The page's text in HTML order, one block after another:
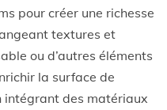
pour créer une richesse
textures et
ou d’autres éléments
la surface de
intégrant des matériaux